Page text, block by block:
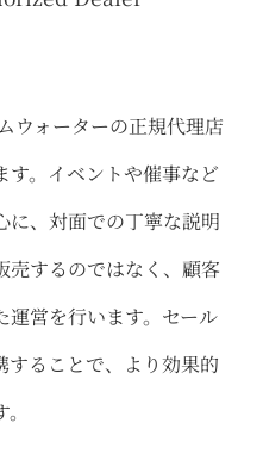
ウォーターの正規代理店
す。イベントや催事など
に、対面での丁寧な説明
売するのではなく、顧客
運営を行います。セール
することで、より効果的